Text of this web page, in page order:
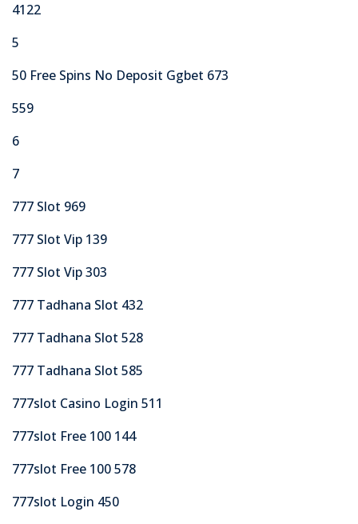
4122
5
50 Free Spins No Deposit Ggbet 673
559
6
7
777 Slot 969
777 Slot Vip 139
777 Slot Vip 303
777 Tadhana Slot 432
777 Tadhana Slot 528
777 Tadhana Slot 585
777slot Casino Login 511
777slot Free 100 144
777slot Free 100 578
777slot Login 450